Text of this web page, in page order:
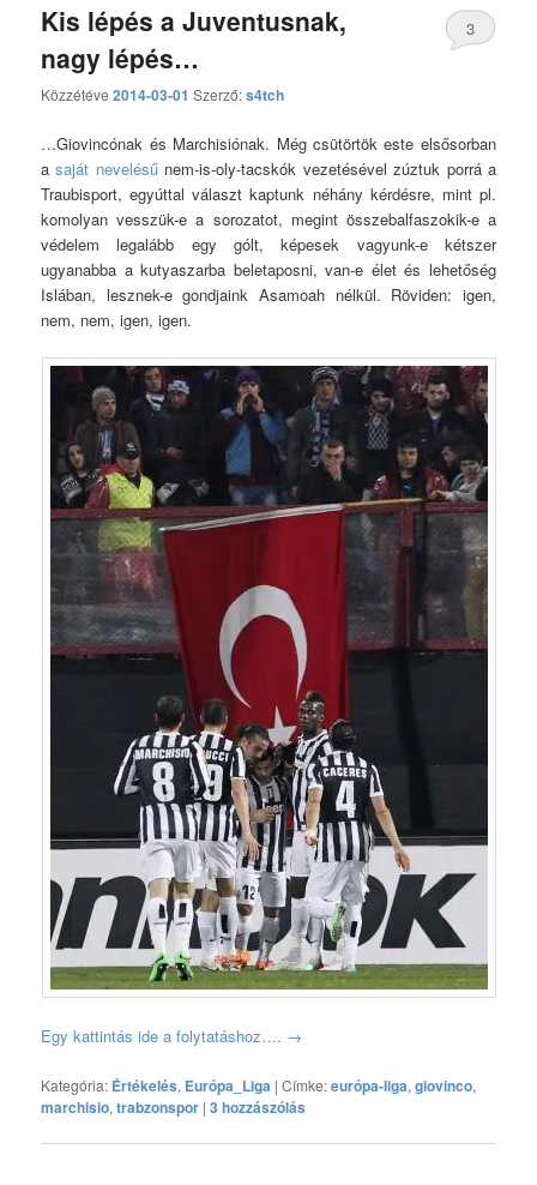
Kis lépés a Juventusnak,
nagy lépés…
Közzétéve2014-03-01 Szerző:s4tch
3
…Giovincónak és Marchisiónak. Még csütörtök este elsősorban
asaját nevelésűnem-is-oly-tacskók vezetésével zúztuk porrá a
Traubisport, egyúttal választ kaptunk néhány kérdésre, mint pl.
komolyan vesszük-e a sorozatot, megint összebalfaszokik-e a
védelem legalább egy gólt, képesek vagyunk-e kétszer
ugyanabba a kutyaszarba beletaposni, van-e élet és lehetőség
Islában, lesznek-e gondjaink Asamoah nélkül. Röviden: igen,
nem, nem, igen, igen.
Egy kattintás ide a folytatáshoz…. →
Kategória: Értékelés, Európa_Liga |Címke:európa-liga,giovinco,
marchisio,trabzonspor |3 hozzászólás